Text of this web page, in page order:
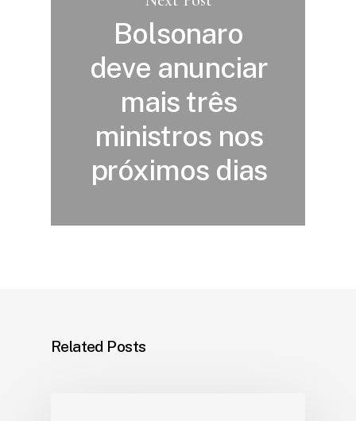
Bolsonaro
deve anunciar
mais três
ministros nos
próximos dias
Related Posts